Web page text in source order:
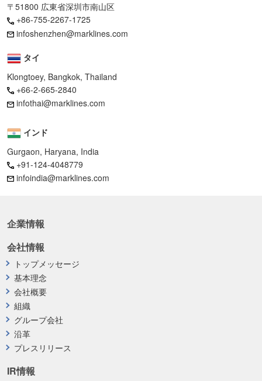
〒51800 広東省深圳市南山区
+86-755-2267-1725
infoshenzhen@marklines.com
タイ
Klongtoey, Bangkok, Thailand
+66-2-665-2840
infothai@marklines.com
インド
Gurgaon, Haryana, India
+91-124-4048779
infoindia@marklines.com
企業情報
会社情報
トップメッセージ
基本理念
会社概要
組織
グループ会社
沿革
プレスリリース
IR情報